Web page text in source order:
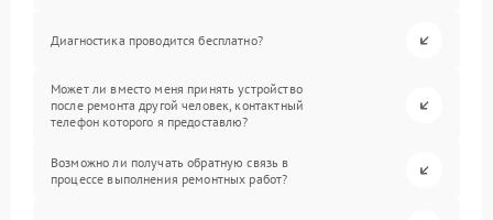
Диагностика проводится бесплатно?
Может ли вместо меня принять устройство
после ремонта другой человек, контактный
телефон которого я предоставлю?
Возможно ли получать обратную связь в
процессе выполнения ремонтных работ?